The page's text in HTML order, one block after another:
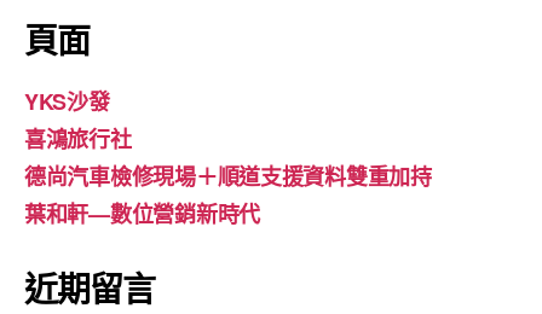
頁面
YKS沙發
喜鴻旅行社
德尚汽車檢修現場＋順道支援資料雙重加持
葉和軒—數位營銷新時代
近期留言